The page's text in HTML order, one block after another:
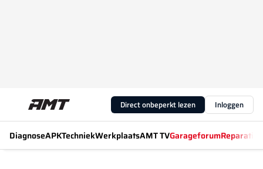
Direct onbeperkt lezen Inloggen
DiagnoseAPKTechniekWerkplaatsAMT TVGarageforum